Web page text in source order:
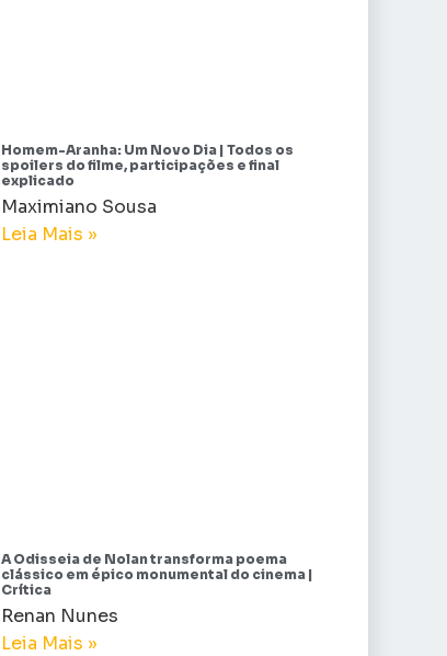
Homem-Aranha: Um Novo Dia | Todos os
spoilers do filme, participações e final
explicado
Maximiano Sousa
Leia Mais »
A Odisseia de Nolan transforma poema
clássico em épico monumental do cinema |
Crítica
Renan Nunes
Leia Mais »